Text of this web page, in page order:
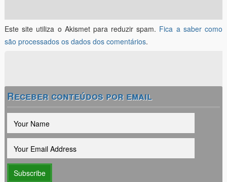
Este site utiliza o Akismet para reduzir spam. Fica a saber como
são processados os dados dos comentários.
Receber conteúdos por email